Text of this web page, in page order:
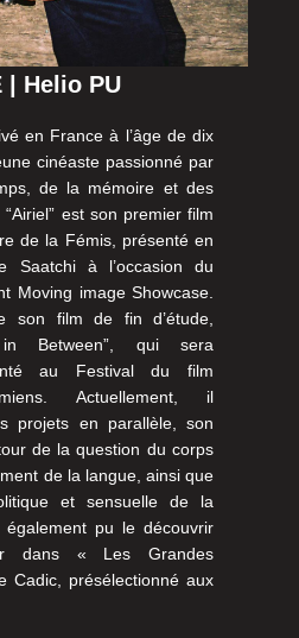
| Helio PU
en France à l’âge de dix
cinéaste passionné par
de la mémoire et des
est son premier film
de la Fémis, présenté en
Saatchi à l’occasion du
Moving image Showcase.
son film de fin d’étude,
Between”, qui sera
au Festival du film
Actuellement, il
projets en parallèle, son
de la question du corps
de la langue, ainsi que
et sensuelle de la
pu le découvrir
dans « Les Grandes
Cadic, présélectionné aux